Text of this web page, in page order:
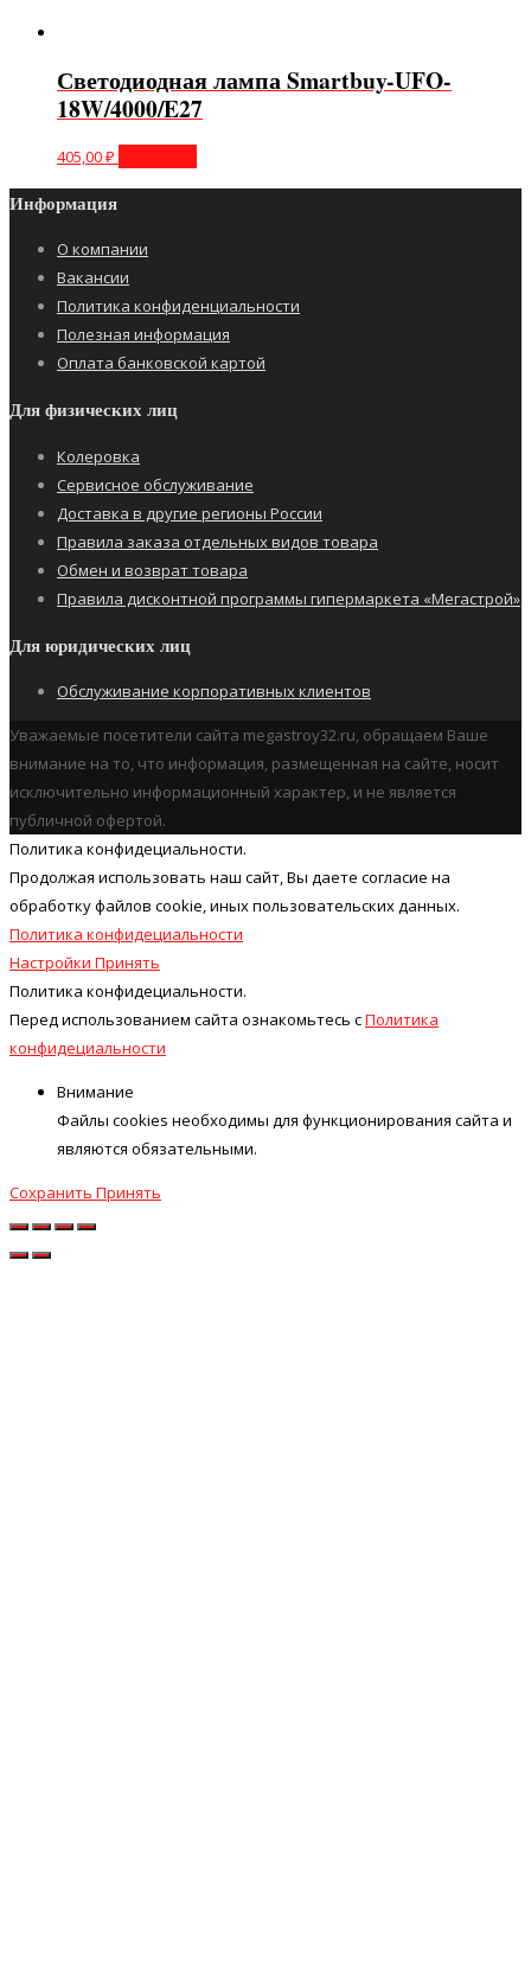
Светодиодная лампа Smartbuy-UFO-
18W/4000/E27
405,00₽
Информация
О компании
Вакансии
Политика конфиденциальности
Полезная информация
Оплата банковской картой
Для физических лиц
Колеровка
Сервисное обслуживание
Доставка в другие регионы России
Правила заказа отдельных видов товара
Обмен и возврат товара
Правила дисконтной программы гипермаркета «Мегастрой»
Для юридических лиц
Обслуживание корпоративных клиентов
Уважаемые посетители сайта megastroy32.ru, обращаем Ваше
внимание на то, что информация, размещенная на сайте, носит
исключительно информационный характер, и не является
публичной офертой.
Политика конфидециальности.
Продолжая использовать наш cайт, Вы даете согласие на
обработку файлов cookie, иных пользовательских данных.
Политика конфидециальности
Настройки Принять
Политика конфидециальности.
Перед использованием сайта ознакомьтесь сПолитика
конфидециальности
Внимание
Файлы cookies необходимы для функционирования сайта и
являются обязательными.
Сохранить Принять